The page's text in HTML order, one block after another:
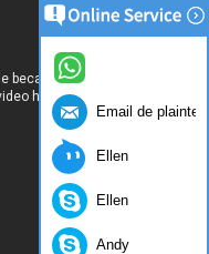
Email de plainte
Ellen
Ellen
Andy